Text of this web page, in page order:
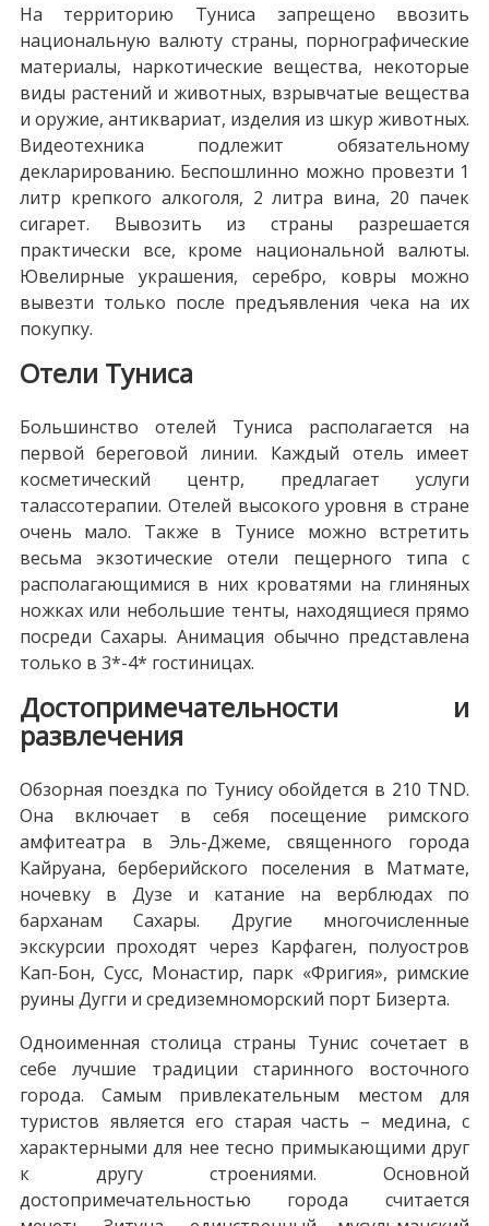
На территорию Туниса запрещено ввозить
национальную валюту страны, порнографические
материалы, наркотические вещества, некоторые
виды растений и животных, взрывчатые вещества
и оружие, антиквариат, изделия из шкур животных.
Видеотехника подлежит обязательному
декларированию. Беспошлинно можно провезти 1
литр крепкого алкоголя, 2 литра вина, 20 пачек
сигарет. Вывозить из страны разрешается
практически все, кроме национальной валюты.
Ювелирные украшения, серебро, ковры можно
вывезти только после предъявления чека на их
покупку.
Отели Туниса
Большинство отелей Туниса располагается на
первой береговой линии. Каждый отель имеет
косметический центр, предлагает услуги
талассотерапии. Отелей высокого уровня в стране
очень мало. Также в Тунисе можно встретить
весьма экзотические отели пещерного типа с
располагающимися в них кроватями на глиняных
ножках или небольшие тенты, находящиеся прямо
посреди Сахары. Анимация обычно представлена
только в 3*-4* гостиницах.
Достопримечательности и
развлечения
Обзорная поездка по Тунису обойдется в 210 TND.
Она включает в себя посещение римского
амфитеатра в Эль-Джеме, священного города
Кайруана, берберийского поселения в Матмате,
ночевку в Дузе и катание на верблюдах по
барханам Сахары. Другие многочисленные
экскурсии проходят через Карфаген, полуостров
Кап-Бон, Сусс, Монастир, парк «Фригия», римские
руины Дугги и средиземноморский порт Бизерта.
Одноименная столица страны Тунис сочетает в
себе лучшие традиции старинного восточного
города. Самым привлекательным местом для
туристов является его старая часть – медина, с
характерными для нее тесно примыкающими друг
к другу строениями. Основной
достопримечательностью города считается